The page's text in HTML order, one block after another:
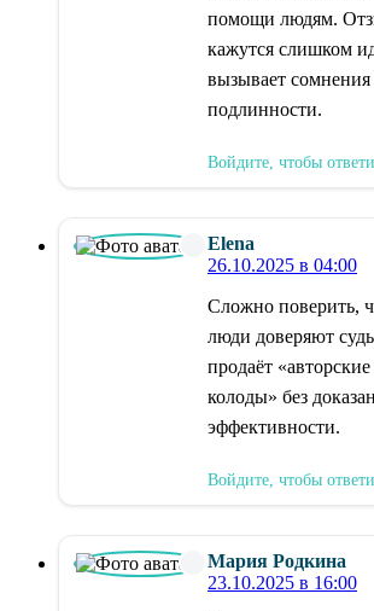
помощи людям.
кажутся слишком
вызывает
подлинности.
Войдите, чтобы
Elena
26.10.2025 в 04:00
Сложно поверить,
люди доверяют
продаёт
колоды» без
эффективности.
Войдите, чтобы
Мария Родкина
23.10.2025 в 16:00